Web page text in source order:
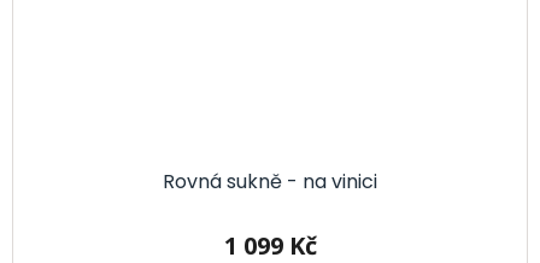
Rovná sukně - na vinici
1 099 Kč